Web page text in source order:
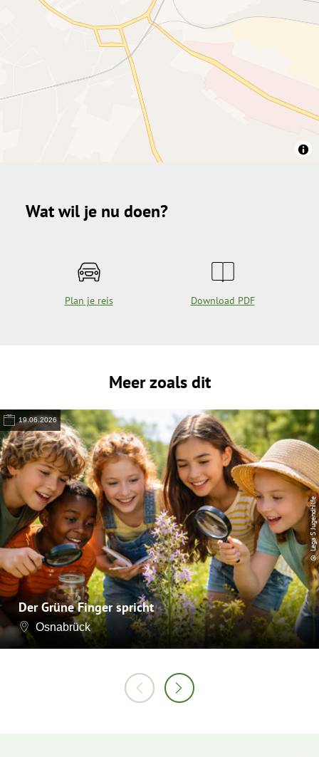
Wat wil je nu doen?
Plan je reis Download PDF
Meer zoals dit
19.06.2026
Der Grüne Finger spricht
Osnabrück
© Lega S Jugendhilfe